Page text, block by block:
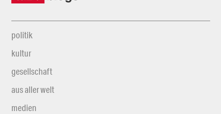
politik
kultur
gesellschaft
aus aller welt
medien